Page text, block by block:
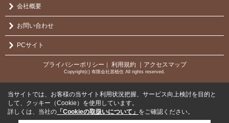
会社概要
お問い合わせ
PCサイト
プライバシーポリシー 利用規約 ｜アクセスマップ
Copyright(c) 有限会社居植住 All rights reserved.
当サイトでは、お客様の当サイト利用状況把握、サービス向上検討を目的と
して、クッキー（Cookie）を使用しています。
詳しくは、当社の 「Cookieの取扱いについて」 をご確認ください。